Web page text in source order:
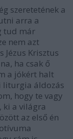
szeretetének a
arra a
tud már
nem azt
Jézus Krisztus
ha csak ő
a jókért halt
liturgia áldozás
hogy te vagy
ki a világra
az első én